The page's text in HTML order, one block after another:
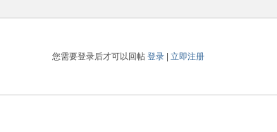
您需要登录后才可以回帖登录 |立即注册